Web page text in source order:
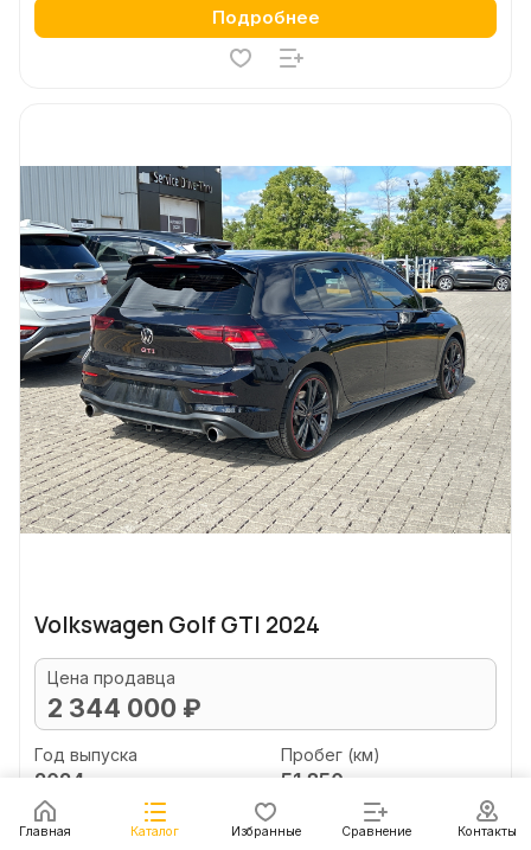
Подробнее
Volkswagen Golf GTI 2024
Цена продавца
2 344 000 ₽
Год выпуска
2024
Пробег (км)
51 850
Объем двигателя (л)
Главная Каталог Избранные Сравнение Контакты